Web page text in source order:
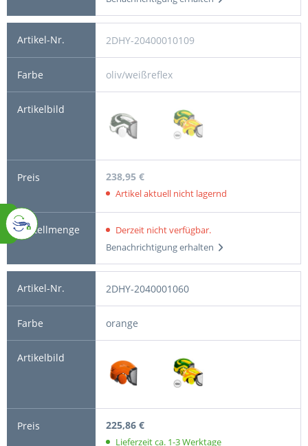
2DHY-20400010109
oliv/weißreflex
238,95 €
Artikel aktuell nicht lagernd
Derzeit nicht verfügbar.
Benachrichtigung erhalten
2DHY-2040001060
orange
225,86 €
Lieferzeit ca. 1-3 Werktage